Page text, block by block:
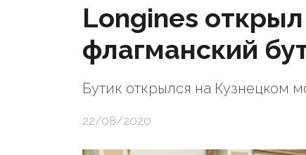
Longines
флагманский
Бутик открылся на Кузнецком
22/08/2020